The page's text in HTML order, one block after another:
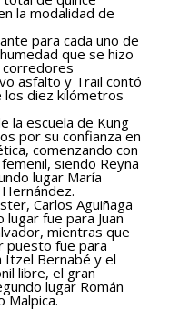
la modalidad de
para cada uno de
que se hizo
corredores
asfalto y Trail contó
los diez kilómetros
la escuela de Kung
por su confianza en
comenzando con
siendo Reyna
lugar María
Carlos Aguiñaga
fue para Juan
mientras que
puesto fue para
Itzel Bernabé y el
libre, el gran
lugar Román
Malpica.